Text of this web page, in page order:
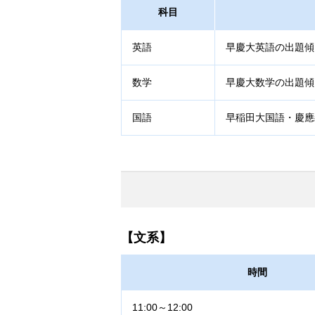
科目
英語 早慶大英語の出題
数学 早慶大数学の出題
国語 早稲田大国語・慶
【文系】
時間
11:00～12:00